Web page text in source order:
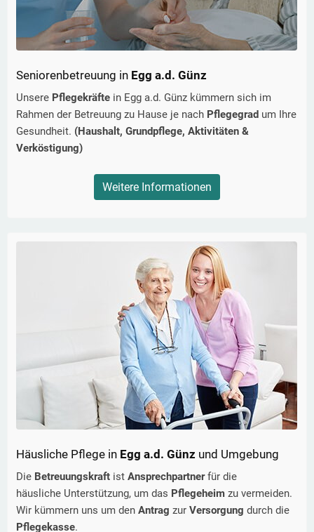
Seniorenbetreuung in Egg a.d. Günz
Unsere Pflegekräfte in Egg a.d. Günz kümmern sich im
Rahmen der Betreuung zu Hause je nach Pflegegrad um Ihre
Gesundheit. (Haushalt, Grundpflege, Aktivitäten &
Verköstigung)
Weitere Informationen
Häusliche Pflege in Egg a.d. Günz und Umgebung
Die Betreuungskraft ist Ansprechpartnerfür die
häusliche Unterstützung, um das Pflegeheim zu vermeiden.
Wir kümmern uns um den Antrag zur Versorgung durch die
Pflegekasse.